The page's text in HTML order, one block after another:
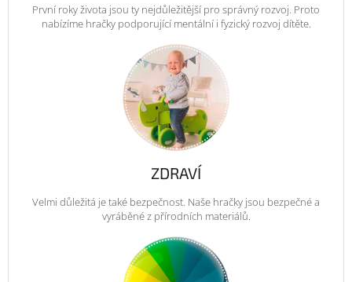
První roky života jsou ty nejdůležitější pro správný rozvoj. Proto
nabízíme hračky podporující mentální i fyzický rozvoj dítěte.
ZDRAVÍ
Velmi důležitá je také bezpečnost. Naše hračky jsou bezpečné a
vyráběné z přírodních materiálů.